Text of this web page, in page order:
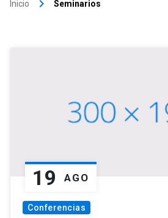
Inicio keyboard_arrow_right Seminarios
19 AGO
Conferencias